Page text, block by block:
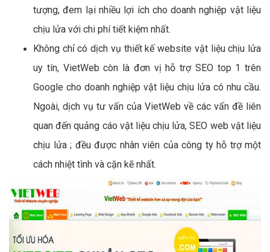
tượng, đem lại nhiều lợi ích cho doanh nghiệp vật liệu
chịu lửa với chi phí tiết kiệm nhất.
Không chỉ có dịch vụ thiết kế website vật liệu chịu lửa
uy tín, VietWeb còn là đơn vị hỗ trợ SEO top 1 trên
Google cho doanh nghiệp vật liệu chịu lửa có nhu cầu.
Ngoài, dịch vụ tư vấn của VietWeb về các vấn đề liên
quan đến quảng cáo vật liệu chịu lửa, SEO web vật liệu
chịu lửa ; đều được nhân viên của công ty hỗ trợ một
cách nhiệt tình và cặn kẽ nhất.